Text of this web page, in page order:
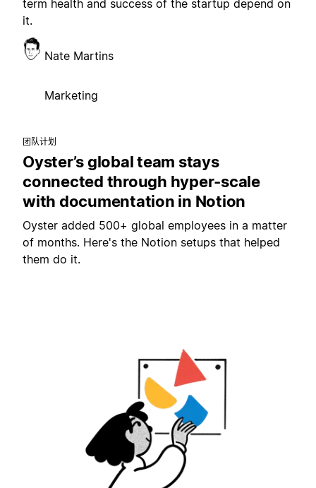
term health and success of the startup depend on
it.
Nate Martins
Marketing
团队计划
Oyster’s global team stays
connected through hyper-scale
with documentation in Notion
Oyster added 500+ global employees in a matter
of months. Here's the Notion setups that helped
them do it.